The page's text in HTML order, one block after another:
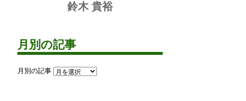
鈴木 貴裕
月別の記事
月別の記事